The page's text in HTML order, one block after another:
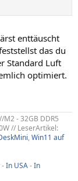
enttäuscht
das du
Standard Luft
optimiert.
M2 - 32GB DDR5
// LeserArtikel:
, Win11 auf
-In USA-In